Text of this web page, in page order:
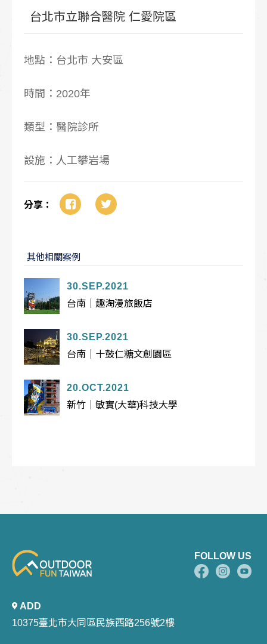
台北市立聯合醫院 仁愛院區
地點：台北市 大安區
時間：2020年
類型：醫院診所
設施：人工攀岩場
分享：
其他相關案例
30.SEP.2021
台南｜趣淘漫旅飯店
30.SEP.2021
台南｜十鼓仁糖文創園區
20.OCT.2021
新竹｜敏實(大華)科技大學
ADD
10375臺北市大同區民族西路256號2樓
FOLLOW US